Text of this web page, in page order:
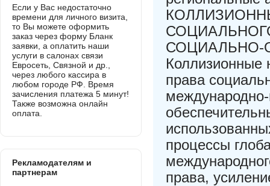
СОЦИАЛЬНО-
Коллизионные
права
процессы
права,
Если у Вас недостаточно
времени для личного визита,
то Вы можете оформить
заказ через форму Бланк
заявки, а оплатить наши
услуги в салонах связи
Евросеть, Связной и др.,
через любого кассира в
любом городе РФ. Время
зачисления платежа 5 минут!
Также возможна онлайн
оплата.
Рекламодателям и
партнерам